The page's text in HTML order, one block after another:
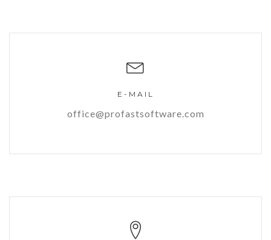
E-MAIL
office@profastsoftware.com